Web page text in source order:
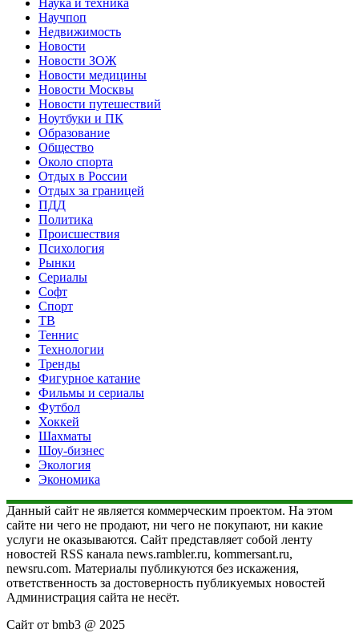
Научпоп
Недвижимость
Новости
Новости ЗОЖ
Новости медицины
Новости Москвы
Новости путешествий
Ноутбуки и ПК
Образование
Общество
Около спорта
Отдых в России
Отдых за границей
ПДД
Политика
Происшествия
Психология
Рынки
Сериалы
Софт
Спорт
ТВ
Теннис
Технологии
Тренды
Фигурное катание
Фильмы и сериалы
Футбол
Хоккей
Шахматы
Шоу-бизнес
Экология
Экономика
Данный сайт не является коммерческим проектом. На этом
сайте ни чего не продают, ни чего не покупают, ни какие
услуги не оказываются. Сайт представляет собой ленту
новостей RSS канала news.rambler.ru, kommersant.ru,
newsru.com. Материалы публикуются без искажения,
ответственность за достоверность публикуемых новостей
Администрация сайта не несёт.
Сайт от bmb3 @ 2025